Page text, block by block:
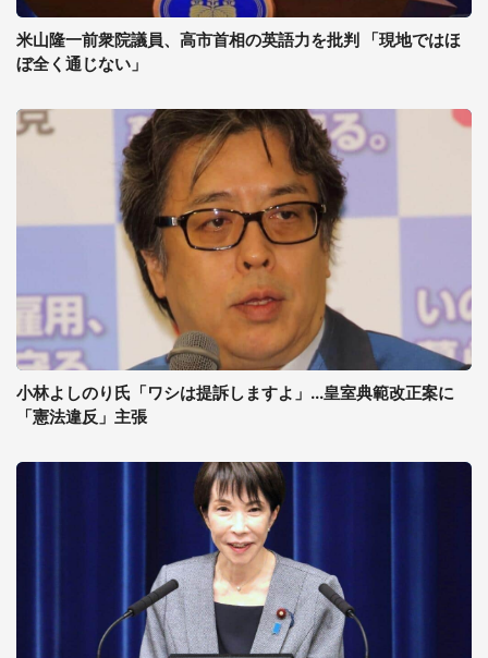
米山隆一前衆院議員、高市首相の英語力を批判 「現地ではほ
ぼ全く通じない」
小林よしのり氏「ワシは提訴しますよ」...皇室典範改正案に
「憲法違反」主張